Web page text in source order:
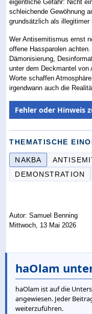
eigentliche Gefahr: Nicht
schleichende Gewöhnung
grundsätzlich als illegitimer
Wer Antisemitismus ernst
offene Hassparolen
Dämonisierung,
unter dem Deckmantel
Worte schaffen
irgendwann auch die
Fehler oder Hinweis
THEMATISCHE
NAKBA
DEMONSTRATION
Autor: Samuel Benning
Mittwoch, 13 Mai 2026
haOlam
haOlam ist auf die
angewiesen. Jeder
weiterzuführen.